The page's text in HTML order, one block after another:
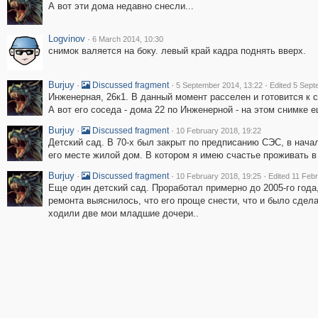
А вот эти дома недавно снесли...
Logvinov · 6 March 2014, 10:30
снимок валяется на боку. левый край кадра поднять вверх.
Burjuy · Discussed fragment · 5 September 2014, 13:22 · Edited 5
Инженерная, 26к1. В данный момент расселен и готовится к
А вот его соседа - дома 22 по Инженерной - на этом снимке
Burjuy · Discussed fragment · 10 February 2018, 19:22
Детский сад. В 70-х был закрыт по предписанию СЭС, в
его месте жилой дом. В котором я имею счастье проживать
Burjuy · Discussed fragment · 10 February 2018, 19:25 · Edited 11
Еще один детский сад. Проработал примерно до 2005-го
ремонта выяснилось, что его проще снести, что и было
ходили две мои младшие дочери..